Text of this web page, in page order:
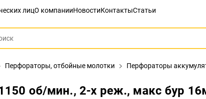
лицО компанииНовостиКонтактыСтатьи
Перфораторы, отбойные молотки Перфораторы
об/мин., 2-х реж., макс бур